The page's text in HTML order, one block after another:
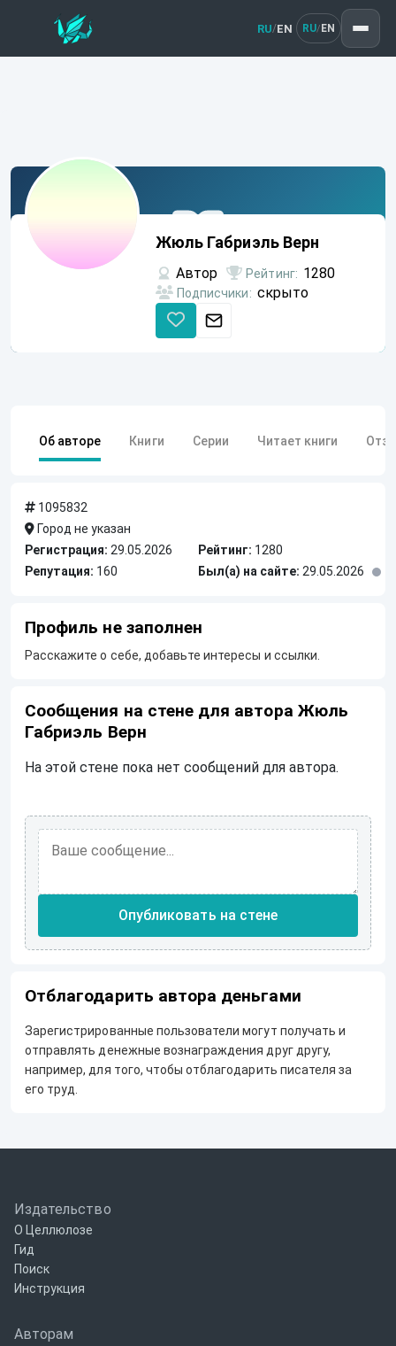
RU/EN RU/ EN
Жюль
Габриэль
Верн
Жюль Габриэль Верн
Автор Рейтинг: 1280
Подписчики: скрыто
Об авторе Книги Серии Читает книги
1095832
Город не указан
Регистрация: 29.05.2026 Рейтинг: 1280
Репутация: 160 Был(а) на сайте: 29.05.2026
Профиль не заполнен
Расскажите о себе, добавьте интересы и ссылки.
Сообщения на стене для автора Жюль
Габриэль Верн
На этой стене пока нет сообщений для автора.
Опубликовать на стене
Отблагодарить автора деньгами
Зарегистрированные пользователи могут получать и
отправлять денежные вознаграждения друг другу,
например, для того, чтобы отблагодарить писателя за
его труд.
Издательство
О Целлюлозе
Гид
Поиск
Инструкция
Авторам